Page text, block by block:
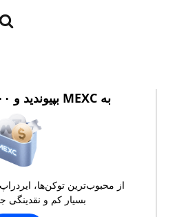
به MEXC بپیوندید و ۱۰,۰۰۰ تتر بگیرید
از محبوب‌ترین توکن‌ها،
بسیار کم و نقدینگی